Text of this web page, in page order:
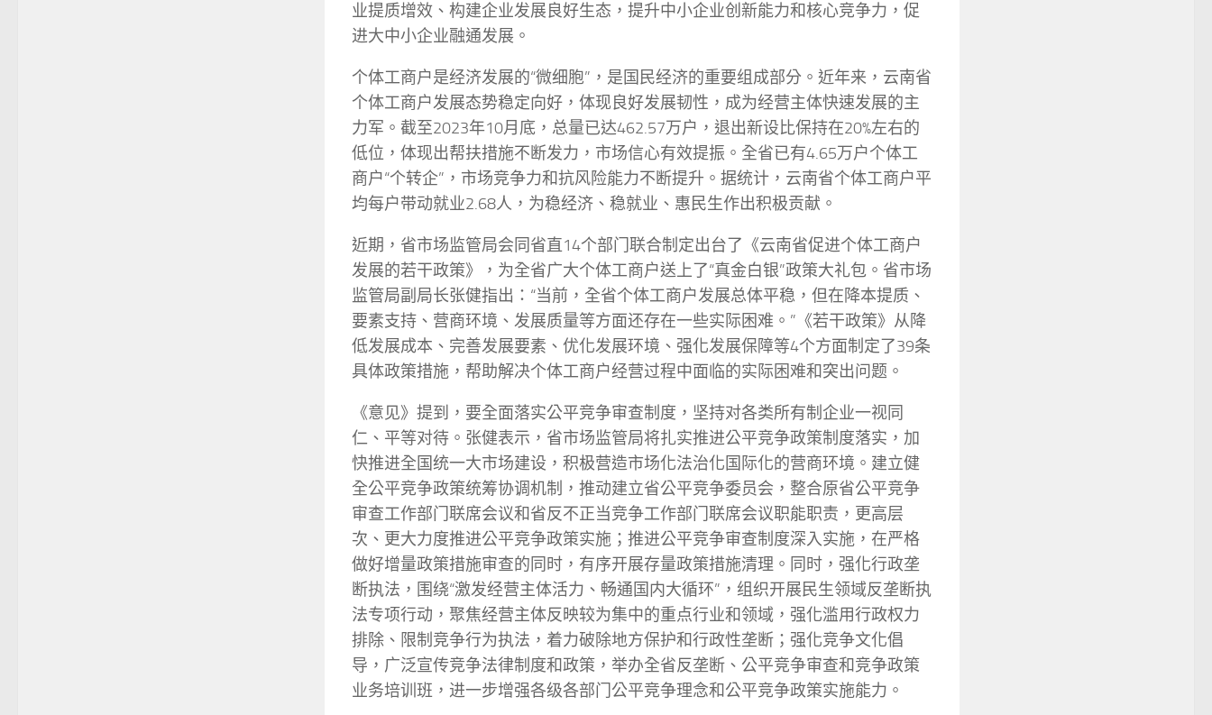
业提质增效、构建企业发展良好生态，提升中小企业创新能力和核心竞争力，促
进大中小企业融通发展。
个体工商户是经济发展的“微细胞”，是国民经济的重要组成部分。近年来，云南省
个体工商户发展态势稳定向好，体现良好发展韧性，成为经营主体快速发展的主
力军。截至2023年10月底，总量已达462.57万户，退出新设比保持在20%左右的
低位，体现出帮扶措施不断发力，市场信心有效提振。全省已有4.65万户个体工
商户“个转企”，市场竞争力和抗风险能力不断提升。据统计，云南省个体工商户平
均每户带动就业2.68人，为稳经济、稳就业、惠民生作出积极贡献。
近期，省市场监管局会同省直14个部门联合制定出台了《云南省促进个体工商户
发展的若干政策》，为全省广大个体工商户送上了“真金白银”政策大礼包。省市场
监管局副局长张健指出：“当前，全省个体工商户发展总体平稳，但在降本提质、
要素支持、营商环境、发展质量等方面还存在一些实际困难。”《若干政策》从降
低发展成本、完善发展要素、优化发展环境、强化发展保障等4个方面制定了39条
具体政策措施，帮助解决个体工商户经营过程中面临的实际困难和突出问题。
《意见》提到，要全面落实公平竞争审查制度，坚持对各类所有制企业一视同
仁、平等对待。张健表示，省市场监管局将扎实推进公平竞争政策制度落实，加
快推进全国统一大市场建设，积极营造市场化法治化国际化的营商环境。建立健
全公平竞争政策统筹协调机制，推动建立省公平竞争委员会，整合原省公平竞争
审查工作部门联席会议和省反不正当竞争工作部门联席会议职能职责，更高层
次、更大力度推进公平竞争政策实施；推进公平竞争审查制度深入实施，在严格
做好增量政策措施审查的同时，有序开展存量政策措施清理。同时，强化行政垄
断执法，围绕“激发经营主体活力、畅通国内大循环”，组织开展民生领域反垄断执
法专项行动，聚焦经营主体反映较为集中的重点行业和领域，强化滥用行政权力
排除、限制竞争行为执法，着力破除地方保护和行政性垄断；强化竞争文化倡
导，广泛宣传竞争法律制度和政策，举办全省反垄断、公平竞争审查和竞争政策
业务培训班，进一步增强各级各部门公平竞争理念和公平竞争政策实施能力。